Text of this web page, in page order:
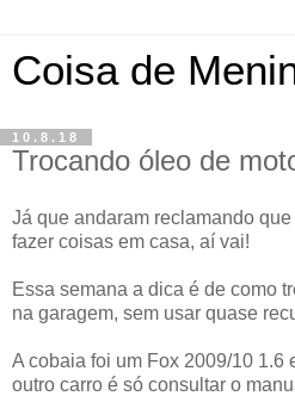
Coisa de
10.8.18
Trocando óleo de
Já que andaram reclamando
fazer coisas em casa, aí vai!
Essa semana a dica é de como
na garagem, sem usar quase
A cobaia foi um Fox 2009/10 1.6
outro carro é só consultar o